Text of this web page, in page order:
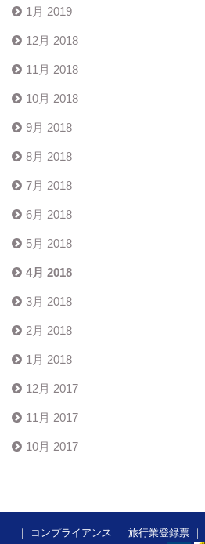
1月 2019
12月 2018
11月 2018
10月 2018
9月 2018
8月 2018
7月 2018
6月 2018
5月 2018
4月 2018
3月 2018
2月 2018
1月 2018
12月 2017
11月 2017
10月 2017
｜ コンプライアンス ｜ 旅行業登録票｜